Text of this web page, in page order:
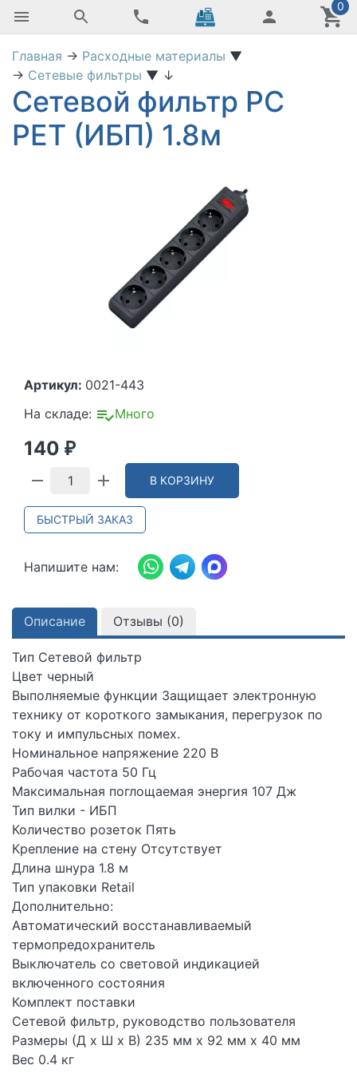
0
Главная → Расходные материалы ▼
→ Сетевые фильтры ▼ ↓
Сетевой фильтр PC
PET (ИБП) 1.8м
Артикул: 0021-443
На складе:
Много
140 ₽
В КОРЗИНУ
БЫСТРЫЙ ЗАКАЗ
Напишите нам:
Описание Отзывы (0)
Тип Сетевой фильтр
Цвет черный
Выполняемые функции Защищает электронную
технику от короткого замыкания, перегрузок по
току и импульсных помех.
Номинальное напряжение 220 В
Рабочая частота 50 Гц
Максимальная поглощаемая энергия 107 Дж
Тип вилки - ИБП
Количество розеток Пять
Крепление на стену Отсутствует
Длина шнура 1.8 м
Тип упаковки Retail
Дополнительно:
Автоматический восстанавливаемый
термопредохранитель
Выключатель со световой индикацией
включенного состояния
Комплект поставки
Сетевой фильтр, руководство пользователя
Размеры (Д х Ш х В) 235 мм х 92 мм х 40 мм
Вес 0.4 кг